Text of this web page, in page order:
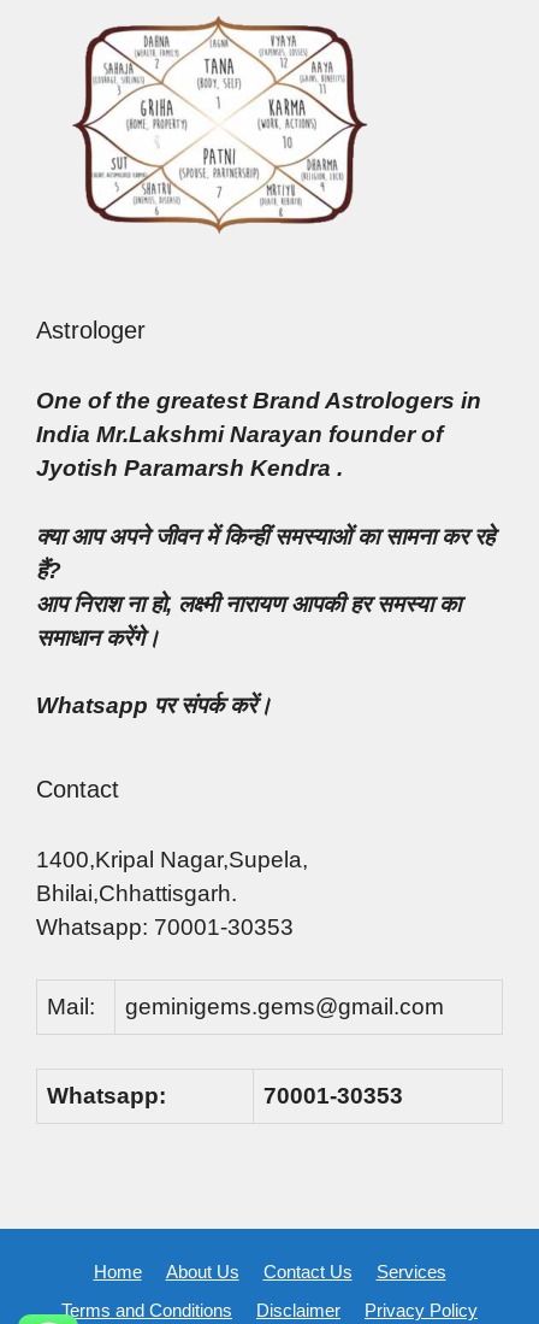
Astrologer
One of the greatest Brand Astrologers in
India Mr.Lakshmi Narayan founder of
Jyotish Paramarsh Kendra .
क्या आप अपने जीवन में किन्हीं समस्याओं का सामना कर रहे
हैं?
आप निराश ना हो, लक्ष्मी नारायण आपकी हर समस्या का
समाधान करेंगे।
Whatsapp पर संपर्क करें।
Contact
1400,Kripal Nagar,Supela,
Bhilai,Chhattisgarh.
Whatsapp: 70001-30353
Mail: geminigems.gems@gmail.com
Whatsapp: 70001-30353
Home About Us Contact Us
Services
Terms and Conditions
Disclaimer Privacy Policy